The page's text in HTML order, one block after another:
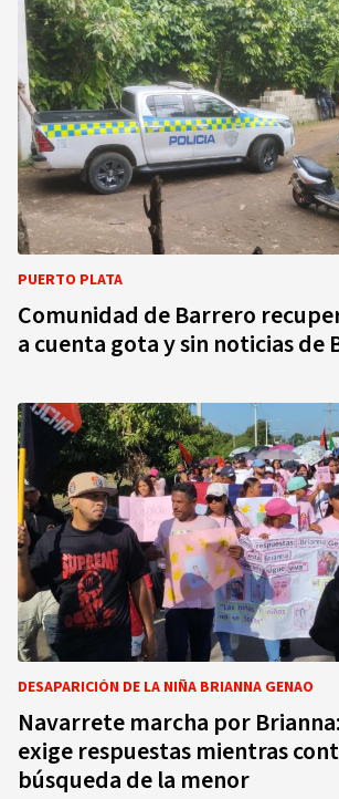
PUERTO PLATA
Comunidad de Barrero
a cuenta gota y sin noticias de
DESAPARICIÓN DE LA NIÑA BRIANNA GENAO
Navarrete marcha por
exige respuestas mientras
búsqueda de la menor